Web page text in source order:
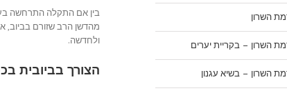
בין אם התקלה התרחשה
מהדשן הרב שזורם בביוב,
ולחדשה.
הצורך בביובית
השרון
השרון – בקריית יערים
השרון – בשיא עגנון